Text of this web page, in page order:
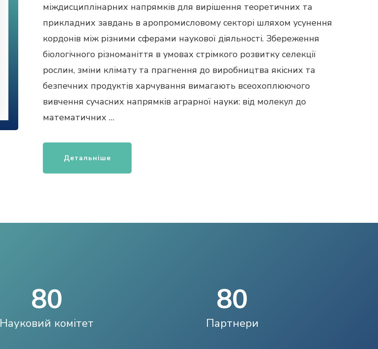
міждисциплінарних напрямків для вирішення теоретичних та
прикладних завдань в аропромисловому секторі шляхом усунення
кордонів між різними сферами наукової діяльності. Збереження
біологічного різноманіття в умовах стрімкого розвитку селекції
рослин, зміни клімату та прагнення до виробництва якісних та
безпечних продуктів харчування вимагають всеохоплюючого
вивчення сучасних напрямків аграрної науки: від молекул до
математичних …
Детальніше
Науковий комітет
80
Партнери
80